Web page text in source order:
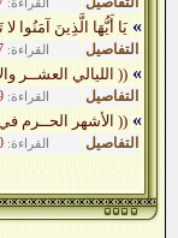
القراءة:
»يَا أَيُّهَا الَّذِينَ آمَنُوا
القراءة: التفاصيل
»(( الليالي العشــر
القراءة: التفاصيل
»(( الأشهر الحــرم
القراءة:
التفاصيل